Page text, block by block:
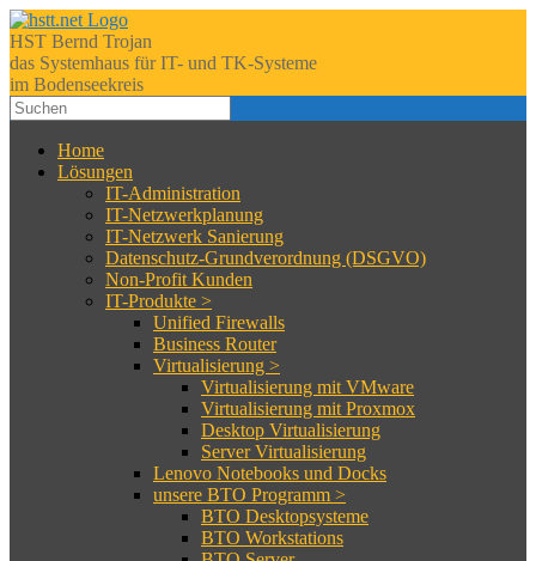
HST Bernd Trojan
das Systemhaus für IT- und TK-Systeme
im Bodenseekreis
Home
Lösungen
IT-Administration
IT-Netzwerkplanung
IT-Netzwerk Sanierung
Datenschutz-Grundverordnung (DSGVO)
Non-Profit Kunden
IT-Produkte >
Unified Firewalls
Business Router
Virtualisierung >
Virtualisierung mit VMware
Virtualisierung mit Proxmox
Desktop Virtualisierung
Server Virtualisierung
Lenovo Notebooks und Docks
unsere BTO Programm >
BTO Desktopsysteme
BTO Workstations